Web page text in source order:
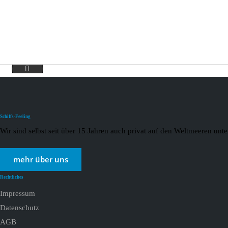
AROS1-min
Schiffs-Feeling
Wir sind selbst seit über 15 Jahren auch privat auf den Weltmeeren
mehr über uns
Rechtliches
Impressum
Datenschutz
AGB